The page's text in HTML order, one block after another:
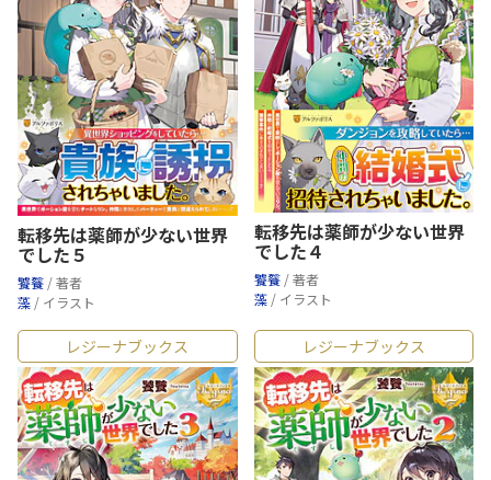
転移先は薬師が少ない世界
でした５
饕餮 / 著者
藻 / イラスト
転移先は薬師が少ない世界
でした４
饕餮 / 著者
藻 / イラスト
レジーナブックス レジーナブックス